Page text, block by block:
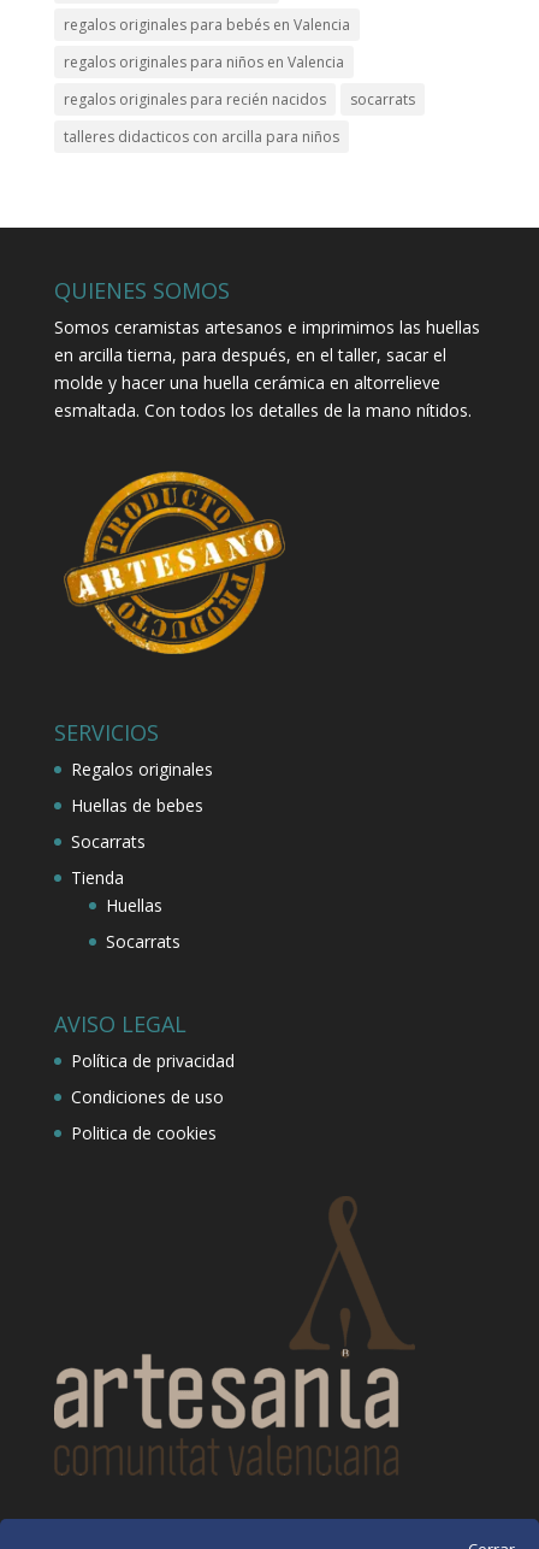
regalos originales para bebés en Valencia
regalos originales para niños en Valencia
regalos originales para recién nacidos
socarrats
talleres didacticos con arcilla para niños
QUIENES SOMOS
Somos ceramistas artesanos e imprimimos las huellas
en arcilla tierna, para después, en el taller, sacar el
molde y hacer una huella cerámica en altorrelieve
esmaltada. Con todos los detalles de la mano nítidos.
SERVICIOS
Regalos originales
Huellas de bebes
Socarrats
Tienda
Huellas
Socarrats
AVISO LEGAL
Política de privacidad
Condiciones de uso
Politica de cookies